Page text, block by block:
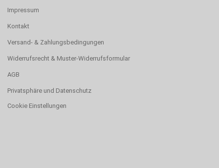
Impressum
Kontakt
Versand- & Zahlungsbedingungen
Widerrufsrecht & Muster-Widerrufsformular
AGB
Privatsphäre und Datenschutz
Cookie Einstellungen